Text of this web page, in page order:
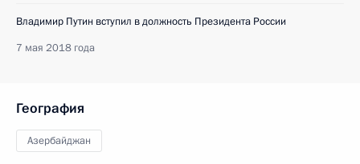
Владимир Путин вступил в должность Президента России
7 мая 2018 года
География
Азербайджан